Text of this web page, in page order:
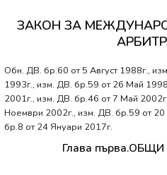
ЗАКОН ЗА
Обн. ДВ. бр.60 от 5 Август 1988г.,
1993г., изм. ДВ. бр.59 от 26 Май
2001г., изм. ДВ. бр.46 от 7 Май
Ноември 2002г., изм. ДВ. бр.59 от
бр.8 от 24 Януари 2017г.
Глава